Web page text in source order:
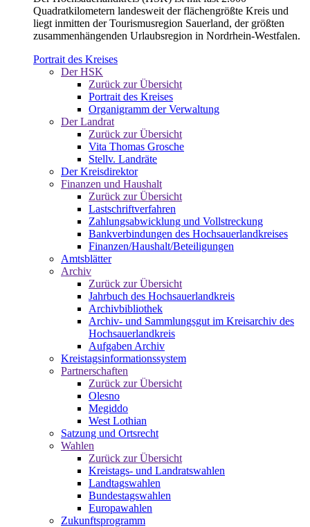
Quadratkilometern landesweit der flächengrößte Kreis und
liegt inmitten der Tourismusregion Sauerland, der größten
zusammenhängenden Urlaubsregion in Nordrhein-Westfalen.
Portrait des Kreises
Der HSK
Zurück zur Übersicht
Portrait des Kreises
Organigramm der Verwaltung
Der Landrat
Zurück zur Übersicht
Vita Thomas Grosche
Stellv. Landräte
Der Kreisdirektor
Finanzen und Haushalt
Zurück zur Übersicht
Lastschriftverfahren
Zahlungsabwicklung und Vollstreckung
Bankverbindungen des Hochsauerlandkreises
Finanzen/Haushalt/Beteiligungen
Amtsblätter
Archiv
Zurück zur Übersicht
Jahrbuch des Hochsauerlandkreis
Archivbibliothek
Archiv- und Sammlungsgut im Kreisarchiv des
Hochsauerlandkreis
Aufgaben Archiv
Kreistagsinformationssystem
Partnerschaften
Zurück zur Übersicht
Olesno
Megiddo
West Lothian
Satzung und Ortsrecht
Wahlen
Zurück zur Übersicht
Kreistags- und Landratswahlen
Landtagswahlen
Bundestagswahlen
Europawahlen
Zukunftsprogramm